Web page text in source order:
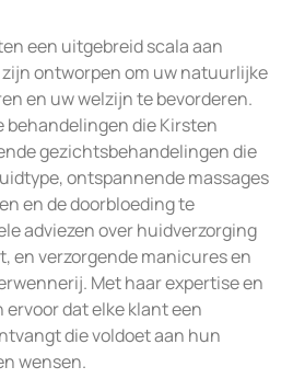
een uitgebreid scala aan
ontworpen om uw natuurlijke
en uw welzijn te bevorderen.
behandelingen die Kirsten
gezichtsbehandelingen die
ontspannende massages
en de doorbloeding te
adviezen over huidverzorging
en verzorgende manicures en
Met haar expertise en
dat elke klant een
die voldoet aan hun
wensen.